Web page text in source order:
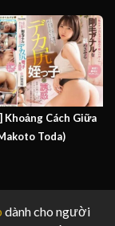
Khoảng Cách Giữa
Toda)
dành cho người